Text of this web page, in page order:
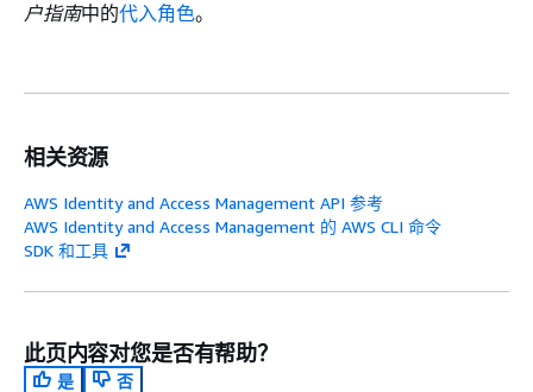
户指南中的代入角色。
相关资源
AWS Identity and Access Management API 参考
AWS Identity and Access Management 的 AWS CLI 命令
SDK 和工具
此页内容对您是否有帮助？
是
否